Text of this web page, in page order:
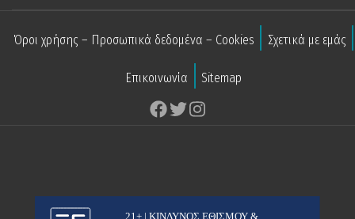
Όροι χρήσης – Προσωπικά δεδομένα – Cookies Σχετικά με εμάς
Επικοινωνία Sitemap